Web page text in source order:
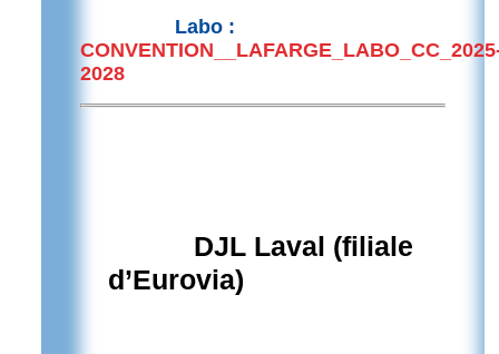
Labo :
2028
DJL Laval (filiale
d’Eurovia)